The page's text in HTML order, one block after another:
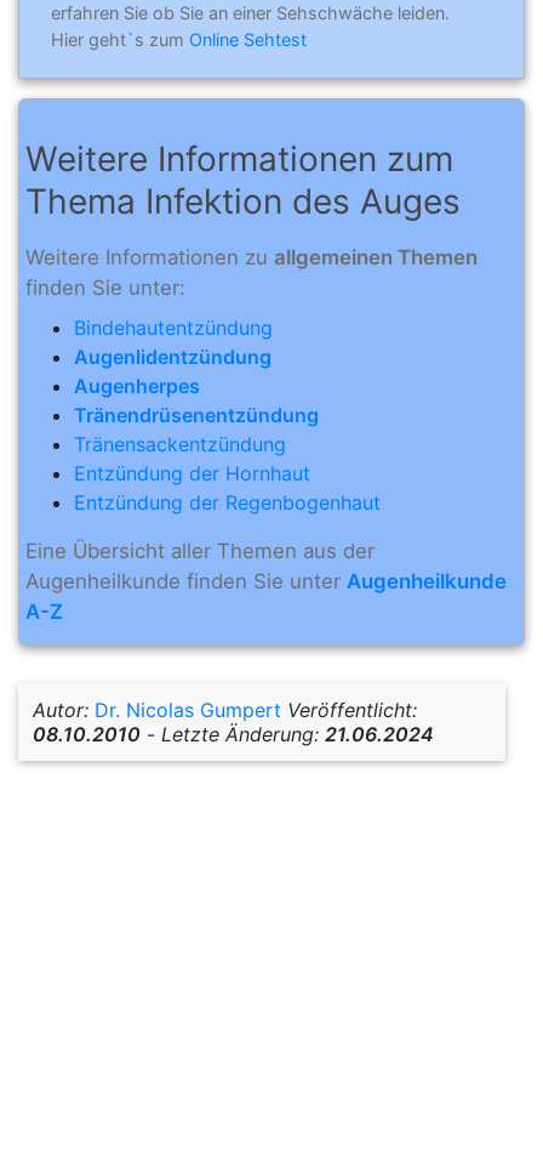
erfahren Sie ob Sie an einer Sehschwäche leiden.
Hier geht`s zum Online Sehtest
Weitere Informationen zum
Thema Infektion des Auges
Weitere Informationen zu allgemeinen Themen
finden Sie unter:
Bindehautentzündung
Augenlidentzündung
Augenherpes
Tränendrüsenentzündung
Tränensackentzündung
Entzündung der Hornhaut
Entzündung der Regenbogenhaut
Eine Übersicht aller Themen aus der
Augenheilkunde finden Sie unter Augenheilkunde
A-Z
Autor: Dr. Nicolas Gumpert Veröffentlicht:
08.10.2010 - Letzte Änderung: 21.06.2024